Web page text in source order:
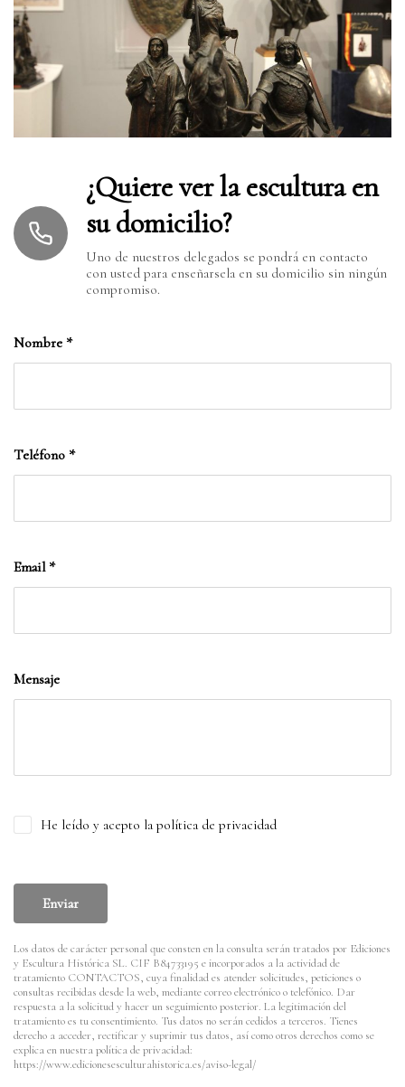
¿Quiere ver la escultura en
su domicilio?
Uno de nuestros delegados se pondrá en contacto
con usted para enseñarsela en su domicilio sin ningún
compromiso.
Nombre *
Teléfono *
Email*
Mensaje
He leído y acepto la política de privacidad
Enviar
Los datos de carácter personal que consten en la consulta serán tratados por Ediciones
y Escultura Histórica SL. CIF B84733195 e incorporados a la actividad de
tratamiento CONTACTOS, cuya finalidad es atender solicitudes, peticiones o
consultas recibidas desde la web, mediante correo electrónico o telefónico. Dar
respuesta a la solicitud y hacer un seguimiento posterior. La legitimación del
tratamiento es tu consentimiento. Tus datos no serán cedidos a terceros. Tienes
derecho a acceder, rectificar y suprimir tus datos, así como otros derechos como se
explica en nuestra política de privacidad:
https://www.edicionesesculturahistorica.es/aviso-legal/